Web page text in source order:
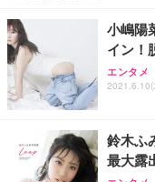
小嶋陽
イン！
エンタメ
2021.6.10(
鈴木ふ
最大露